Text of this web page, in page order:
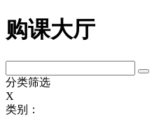
购课大厅
分类筛选
X
类别：